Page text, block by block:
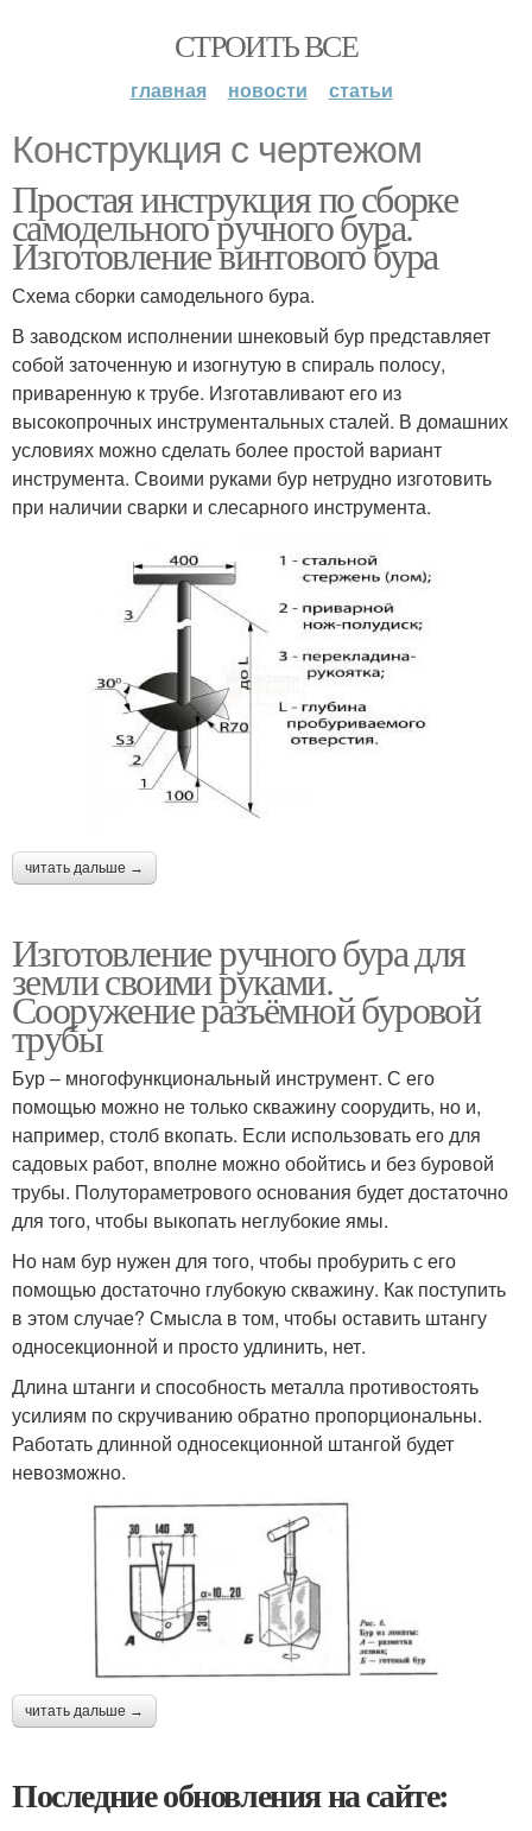
СТРОИТЬ ВСЕ
главная новости статьи
Конструкция с чертежом
Простая инструкция по сборке
самодельного ручного бура.
Изготовление винтового бура
Схема сборки самодельного бура.
В заводском исполнении шнековый бур представляет
собой заточенную и изогнутую в спираль полосу,
приваренную к трубе. Изготавливают его из
высокопрочных инструментальных сталей. В домашних
условиях можно сделать более простой вариант
инструмента. Своими руками бур нетрудно изготовить
при наличии сварки и слесарного инструмента.
читать дальше →
Изготовление ручного бура для
земли своими руками.
Сооружение разъёмной буровой
трубы
Бур – многофункциональный инструмент. С его
помощью можно не только скважину соорудить, но и,
например, столб вкопать. Если использовать его для
садовых работ, вполне можно обойтись и без буровой
трубы. Полутораметрового основания будет достаточно
для того, чтобы выкопать неглубокие ямы.
Но нам бур нужен для того, чтобы пробурить с его
помощью достаточно глубокую скважину. Как поступить
в этом случае? Смысла в том, чтобы оставить штангу
односекционной и просто удлинить, нет.
Длина штанги и способность металла противостоять
усилиям по скручиванию обратно пропорциональны.
Работать длинной односекционной штангой будет
невозможно.
читать дальше →
Последние обновления на сайте: